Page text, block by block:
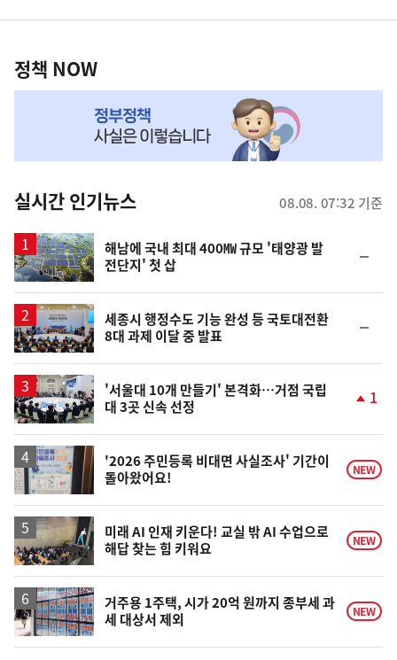
영
책
NOW,
뉴
스
정책 NOW
실시간 인기뉴스 08.08. 07:32 기준
해남에 국내 최대 400㎿ 규모 '태양광 발
전단지' 첫 삽
일
세종시 행정수도 기능 완성 등 국토대전환
8대 과제 이달 중 발표
일
'서울대 10개 만들기' 본격화…거점 국립
대 3곳 신속 선정
상
승
1
'2026 주민등록 비대면 사실조사' 기간이
돌아왔어요!
NEW
미래 AI 인재 키운다! 교실 밖 AI 수업으로
해답 찾는 힘 키워요
NEW
거주용 1주택, 시가 20억 원까지 종부세 과
세 대상서 제외
NEW